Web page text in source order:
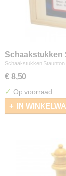
Schaakstukken
Schaakstukken
€ 8,50
✓ Op voorraad
IN